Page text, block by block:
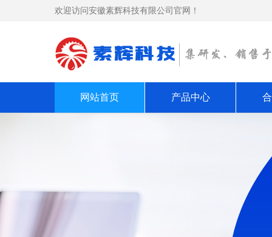
欢迎访问安徽素辉科技有限公司官网！
网站首页 产品中心